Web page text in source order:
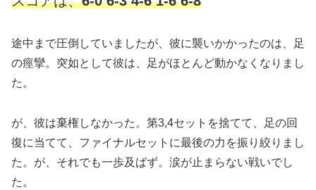
途中まで圧倒していましたが、彼に襲いかかったのは、足
の痙攣。突如として彼は、足がほとんど動かなくなりまし
た。
が、彼は棄権しなかった。第3,4セットを捨てて、足の回
復に当てて、ファイナルセットに最後の力を振り絞りまし
た。が、それでも一歩及ばず。涙が止まらない戦いでし
た。